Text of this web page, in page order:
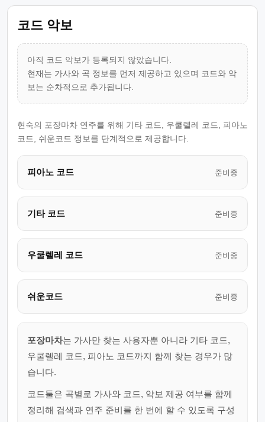
코드 악보
아직 코드 악보가 등록되지 않았습니다.
현재는 가사와 곡 정보를 먼저 제공하고 있으며 코드와 악
보는 순차적으로 추가됩니다.
현숙의 포장마차 연주를 위해 기타 코드, 우쿨렐레 코드, 피아노
코드, 쉬운코드 정보를 단계적으로 제공합니다.
피아노 코드 준비중
기타 코드 준비중
우쿨렐레 코드 준비중
쉬운코드 준비중
포장마차는 가사만 찾는 사용자뿐 아니라 기타 코드,
우쿨렐레 코드, 피아노 코드까지 함께 찾는 경우가 많
습니다.
코드툴은 곡별로 가사와 코드, 악보 제공 여부를 함께
정리해 검색과 연주 준비를 한 번에 할 수 있도록 구성